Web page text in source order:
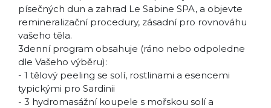
písečných dun a zahrad Le Sabine SPA, a objevte
remineralizační procedury, zásadní pro rovnováhu
vašeho těla.
3denní program obsahuje (ráno nebo odpoledne
dle Vašeho výběru):
- 1 tělový peeling se solí, rostlinami a esencemi
typickými pro Sardinii
- 3 hydromasážní koupele s mořskou solí a